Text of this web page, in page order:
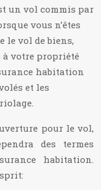
un vol commis par
vous n’êtes
le vol de biens,
à votre propriété
habitation
et les
pour le vol,
des termes
habitation.